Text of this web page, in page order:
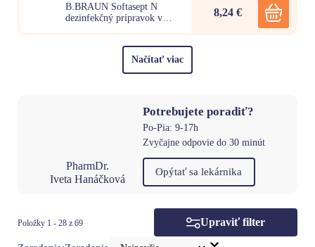
B.BRAUN Softasept N
dezinfekčný prípravok v
8,24 €
Načítať viac
PharmDr.
Iveta Hanáčková
Potrebujete poradiť?
Po-Pia: 9-17h
Zvyčajne odpovie do 30 minút
Opýtať sa lekárnika
Položky 1 - 28 z 69 Upraviť filter